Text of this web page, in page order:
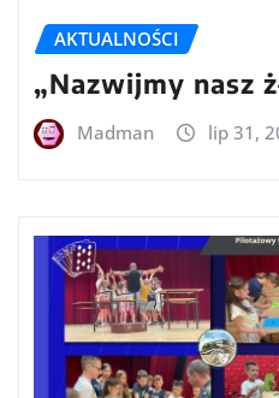
AKTUALNOŚCI
„Nazwijmy nasz
Madman lip 31,